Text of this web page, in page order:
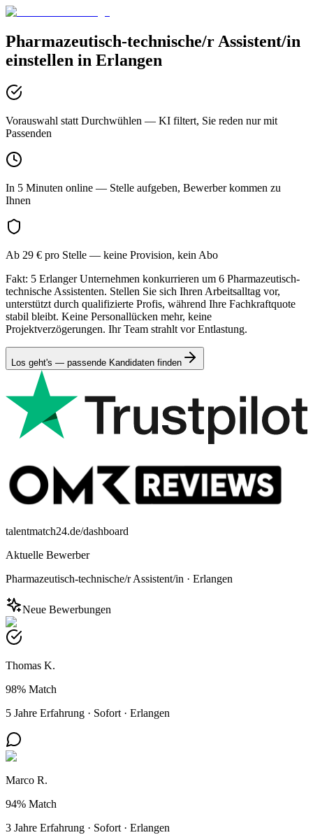
Pharmazeutisch-technische/r Assistent/in
einstellen in Erlangen
Vorauswahl statt Durchwühlen — KI filtert, Sie reden nur mit
Passenden
In 5 Minuten online — Stelle aufgeben, Bewerber kommen zu
Ihnen
Ab 29 € pro Stelle — keine Provision, kein Abo
Fakt: 5 Erlanger Unternehmen konkurrieren um 6 Pharmazeutisch-
technische Assistenten. Stellen Sie sich Ihren Arbeitsalltag vor,
unterstützt durch qualifizierte Profis, während Ihre Fachkraftquote
stabil bleibt. Keine Personallücken mehr, keine
Projektverzögerungen. Ihr Team strahlt vor Entlastung.
Los geht's — passende Kandidaten finden
talentmatch24.de/dashboard
Aktuelle Bewerber
Pharmazeutisch-technische/r Assistent/in · Erlangen
Neue Bewerbungen
Thomas K.
98% Match
5 Jahre Erfahrung · Sofort · Erlangen
Marco R.
94% Match
3 Jahre Erfahrung · Sofort · Erlangen